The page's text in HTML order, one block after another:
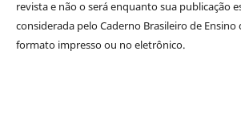
revista e não o será enquanto sua publicação
considerada pelo Caderno Brasileiro de Ensino
formato impresso ou no eletrônico.